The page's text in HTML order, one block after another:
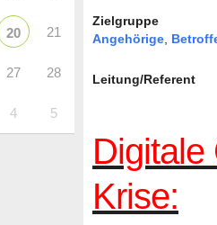
20 21
27 28
4 5
Zielgruppe
Angehörige,
Leitung/Referent
Digitale
Krise: